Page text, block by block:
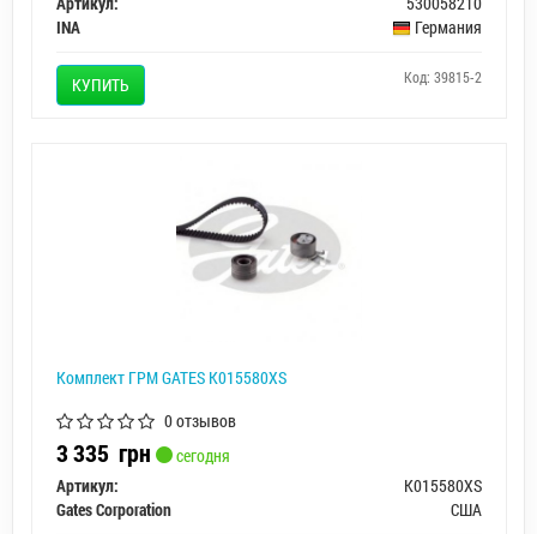
INA
Германия
КУПИТЬ Код: 39815-2
Комплект ГРМ GATES K015580XS
0 отзывов
3 335 грн
сегодня
Артикул:
K015580XS
Gates Corporation
США